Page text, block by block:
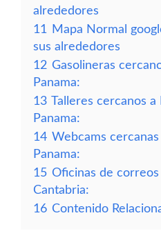
alrededores
11
Mapa Normal
sus alrededores
12 Gasolineras
Panama:
13 Talleres cercanos a
Panama:
14 Webcams
Panama:
15 Oficinas de
Cantabria:
16 Contenido